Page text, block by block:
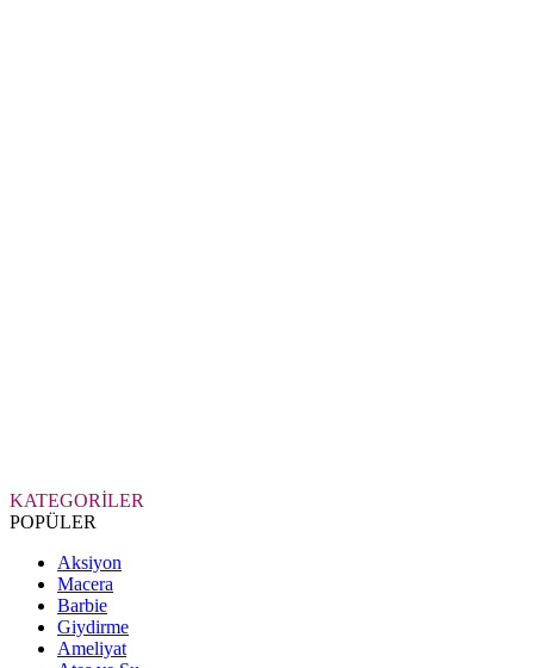
KATEGORİLER
POPÜLER
Aksiyon
Macera
Barbie
Giydirme
Ameliyat